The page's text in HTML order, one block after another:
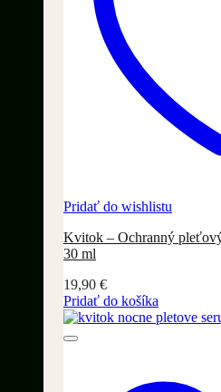
Pridať do wishlistu
Kvitok – Ochranný
30 ml
19,90 €
Pridať do košíka